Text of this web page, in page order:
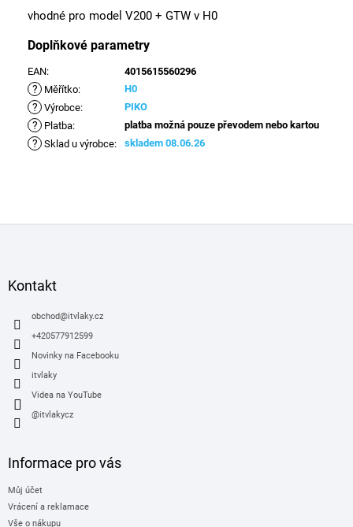
vhodné pro model V200 + GTW v H0
Doplňkové parametry
EAN: 4015615560296
? Měřítko: H0
? Výrobce: PIKO
? Platba: platba možná pouze převodem nebo kartou
? Sklad u výrobce: skladem 08.06.26
Kontakt
obchod@itvlaky.cz
+420577912599
Novinky na Facebooku
itvlaky
Videa na YouTube
@itvlakycz
Informace pro vás
Můj účet
Vrácení a reklamace
Vše o nákupu